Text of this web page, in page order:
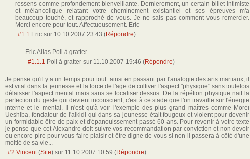
ressens comme profondement bienveillante. Dernierement, un certain billet intimiste
et mélancolique relatant votre cheminement existantiel et ses épreuves m'a
beaucoup touché, et rapproché de vous. Je ne sais pas comment vous remercier.
Merci encore pour tout. Affectueusement. Eric
#1.1 Eric sur 10.10.2007 23:43 (Répondre)
Eric Alias Poil à gratter
#1.1.1 Poil à gratter sur 11.10.2007 19:46 (Répondre)
Je pense qu'il y a un temps pour tout. ainsi en passant par l'analogie des arts martiaux, il
est vital dans la jeunesse et la force de l'age de cultiver l'aspect "physique" sans toutefois
délaisser l'aspect mental mais sans se focaliser dessus. De la répétion physique nait la
perfection du geste qui devient inconscient, c'est à ce stade que l'on travaille sur l'énergie
interne et le mental. Il n'est qu'à voir l'exemple des plus grand maîtres comme Morei
Ueshiba, fondateur de l'aikidi qui dans sa jeunesse était fougeux et violent pour devenir
un formidable être de paix et d'épanouissement passé 60 ans. Pour revenir à votre texte
je pense que cet Alexandre doit suivre vos recommandation par conviction et non devoir
ou encore pire pour vous faire plaisir et être digne de vous si non il passera à côté d'une
moitié de sa vie...
#2 Vincent (Site) sur 11.10.2007 10:59 (Répondre)